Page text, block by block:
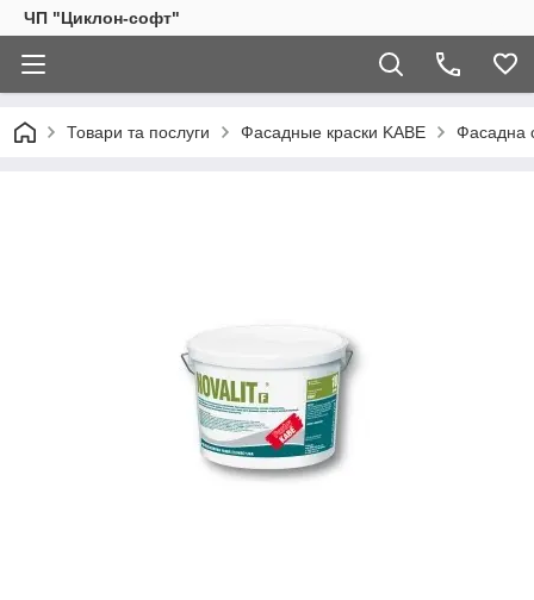
ЧП "Циклон-софт"
Товари та послуги Фасадные краски KABE Фасадна